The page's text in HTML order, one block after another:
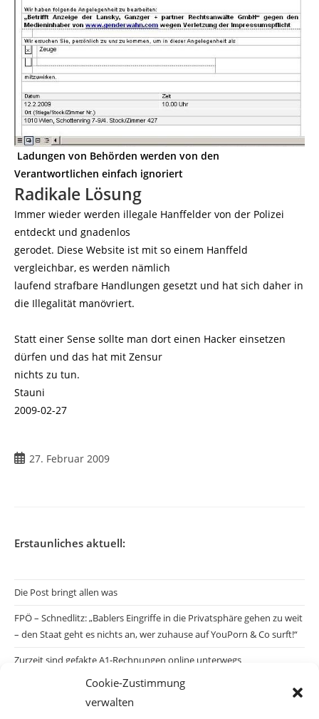
Cookie-Zustimmung
verwalten
Ladungen von Behörden werden von den
Verantwortlichen einfach ignoriert
Radikale Lösung
Immer wieder werden illegale Hanffelder von der Polizei
entdeckt und gnadenlos
gerodet. Diese Website ist mit so einem Hanffeld
vergleichbar, es werden nämlich
laufend strafbare Handlungen gesetzt und hat sich daher in
die Illegalität manövriert.
Statt einer Sense sollte man dort einen Hacker einsetzen
dürfen und das hat mit Zensur
nichts zu tun.
Stauni
2009-02-27
Beitrag27. Februar 2009
Erstaunliches aktuell:
Die Post bringt allen was
FPÖ – Schnedlitz: „Bablers Eingriffe in die Privatsphäre gehen zu weit
– den Staat geht es nichts an, wer zuhause auf YouPorn & Co surft!“
Zurzeit sind gefakte A1-Rechnungen online unterwegs
Salzburgs Juden und ihre Sicherheit: „Erst nach einem Anschlag wäre
die Gefahr endlich konkret!“